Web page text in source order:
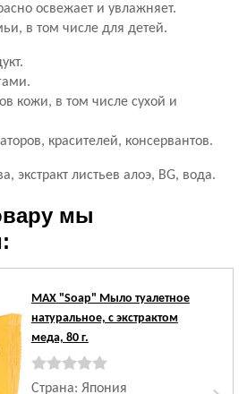
освежает и увлажняет.
в том числе для детей.
кожи, в том числе сухой и
красителей, консервантов.
экстракт листьев алоэ, BG, вода.
мы
MAX"Soap" Мыло туалетное
натуральное, с экстрактом
меда, 80 г.
Страна: Япония